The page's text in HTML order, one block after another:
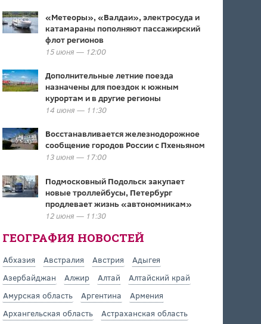
«Метеоры», «Валдаи», электросуда и
катамараны пополняют пассажирский
флот регионов
15 июня — 12:00
Дополнительные летние поезда
назначены для поездок к южным
курортам и в другие регионы
14 июня — 11:30
Восстанавливается железнодорожное
сообщение городов России с Пхеньяном
13 июня — 17:00
Подмосковный Подольск закупает
новые троллейбусы, Петербург
продлевает жизнь «автономникам»
12 июня — 11:30
ГЕОГРАФИЯ НОВОСТЕЙ
Абхазия Австралия Австрия
Адыгея
Азербайджан
Алжир Алтай
Алтайский край
Амурская область
Аргентина
Армения
Архангельская область
Астраханская область